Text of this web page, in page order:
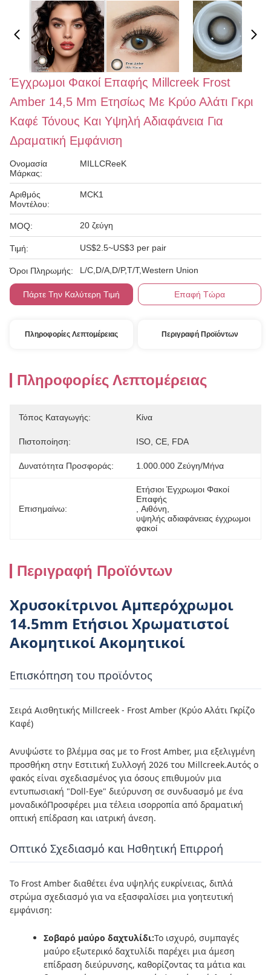
Έγχρωμοι Φακοί Επαφής Millcreek Frost
Amber 14,5 Mm Ετησίως Με Κρύο Αλάτι Γκρι
Καφέ Τόνους Και Υψηλή Αδιαφάνεια Για
Δραματική Εμφάνιση
Ονομασία
Μάρκας:
MILLCReeK
Αριθμός
Μοντέλου:
MCK1
MOQ: 20 ζεύγη
Τιμή: US$2.5~US$3 per pair
Όροι Πληρωμής: L/C,D/A,D/P,T/T,Western Union
Πάρτε Την Καλύτερη Τιμή Επαφή Τώρα
Πληροφορίες Λεπτομέρειας Περιγραφή Προϊόντων
Πληροφορίες Λεπτομέρειας
Τόπος Καταγωγής: Κίνα
Πιστοποίηση: ISO, CE, FDA
Δυνατότητα Προσφοράς: 1.000.000 Ζεύγη/μήνα
Επισημαίνω:
Ετήσιοι Έγχρωμοι Φακοί
Επαφής
Αιθόνη
υψηλής αδιαφάνειας έγχρωμοι
φακοί
Περιγραφή Προϊόντων
Χρυσοκίτρινοι Αμπερόχρωμοι
14.5mm Ετήσιοι Χρωματιστοί
Ακομητικοί Ακομητικοί
Επισκόπηση του προϊόντος
Σειρά Αισθητικής Millcreek - Frost Amber (Κρύο Αλάτι Γκρίζο
Καφέ)
Ανυψώστε το βλέμμα σας με το Frost Amber, μια εξελιγμένη
προσθήκη στην Εστιτική Συλλογή 2026 του Millcreek.Αυτός ο
φακός είναι σχεδιασμένος για όσους επιθυμούν μια
εντυπωσιακή "Doll-Eye" διεύρυνση σε συνδυασμό με ένα
μοναδικόΠροσφέρει μια τέλεια ισορροπία από δραματική
οπτική επίδραση και ιατρική άνεση.
Οπτικό Σχεδιασμό και Ησθητική Επιρροή
Το Frost Amber διαθέτει ένα υψηλής ευκρίνειας, διπλά
στρώμα σχεδιασμό για να εξασφαλίσει μια γοητευτική
εμφάνιση:
Σοβαρό μαύρο δαχτυλίδι:Το ισχυρό, συμπαγές
μαύρο εξωτερικό δαχτυλίδι παρέχει μια άμεση
επίδραση διεύρυνσης, καθορίζοντας τα μάτια και